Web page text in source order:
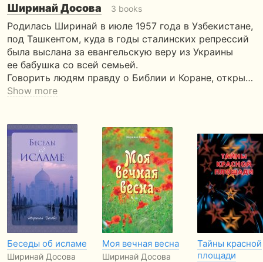
Ширинай Досова 3 books
Родилась Ширинай в июле 1957 года в Узбекистане,
под Ташкентом, куда в годы сталинских репрессий
была выслана за евангельскую веру из Украины
ее бабушка со всей семьей.
Говорить людям правду о Библии и Коране, откры…
Show more
Беседы об исламе
Ширинай Досова
Моя вечная весна
Ширинай Досова
Тайны красной
площади